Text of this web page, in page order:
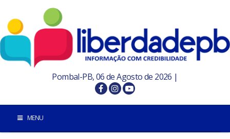
Pombal-PB, 06 de Agosto de 2026 |
MENU